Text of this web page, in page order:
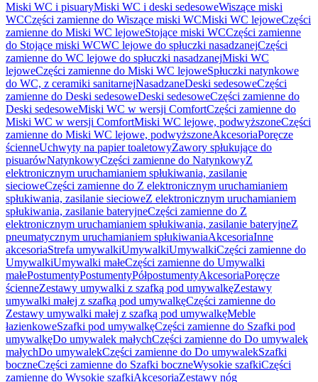
Miski WC i pisuaryMiski WC i deski sedesoweWiszące miski
WCCzęści zamienne do Wiszące miski WCMiski WC lejoweCzęści
zamienne do Miski WC lejoweStojące miski WCCzęści zamienne
do Stojące miski WCWC lejowe do spłuczki nasadzanejCzęści
zamienne do WC lejowe do spłuczki nasadzanejMiski WC
lejoweCzęści zamienne do Miski WC lejoweSpłuczki natynkowe
do WC, z ceramiki sanitarnejNasadzaneDeski sedesoweCzęści
zamienne do Deski sedesoweDeski sedesoweCzęści zamienne do
Deski sedesoweMiski WC w wersji ComfortCzęści zamienne do
Miski WC w wersji ComfortMiski WC lejowe, podwyższoneCzęści
zamienne do Miski WC lejowe, podwyższoneAkcesoriaPoręcze
ścienneUchwyty na papier toaletowyZawory spłukujące do
pisuarówNatynkowyCzęści zamienne do NatynkowyZ
elektronicznym uruchamianiem spłukiwania, zasilanie
siecioweCzęści zamienne do Z elektronicznym uruchamianiem
spłukiwania, zasilanie siecioweZ elektronicznym uruchamianiem
spłukiwania, zasilanie bateryjneCzęści zamienne do Z
elektronicznym uruchamianiem spłukiwania, zasilanie bateryjneZ
pneumatycznym uruchamianiem spłukiwaniaAkcesoriaInne
akcesoriaStrefa umywalkiUmywalkiUmywalkiCzęści zamienne do
UmywalkiUmywalki małeCzęści zamienne do Umywalki
małePostumentyPostumentyPółpostumentyAkcesoriaPoręcze
ścienneZestawy umywalki z szafką pod umywalkęZestawy
umywalki małej z szafką pod umywalkęCzęści zamienne do
Zestawy umywalki małej z szafką pod umywalkęMeble
łazienkoweSzafki pod umywalkęCzęści zamienne do Szafki pod
umywalkęDo umywalek małychCzęści zamienne do Do umywalek
małychDo umywalekCzęści zamienne do Do umywalekSzafki
boczneCzęści zamienne do Szafki boczneWysokie szafkiCzęści
zamienne do Wysokie szafkiAkcesoriaZestawy nóg